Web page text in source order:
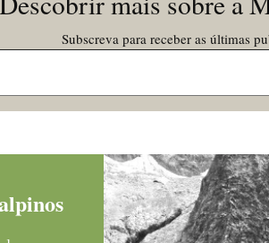
Subscreva para receber as últimas